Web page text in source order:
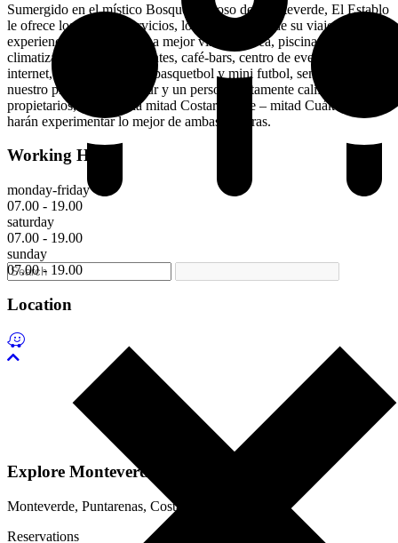
Sumergido en el místico Bosque Nuboso de Monteverde, El Establo
le ofrece los mejores servicios, los cuales harán de su viaje una
experiencia inolvidable. La mejor vista del área, piscinas
climatizadas, spa, restaurantes, café-bars, centro de eventos, acceso a
internet, canchas de tenis, basquetbol y mini futbol, senderos,
nuestro propio canopy tour y un personal altamente calificado. Sus
propietarios, una familia mitad Costarricense – mitad Cuákera, le
harán experimentar lo mejor de ambas culturas.
Working Hours
monday-friday
07.00 - 19.00
saturday
07.00 - 19.00
sunday
07.00 - 19.00
Location
Explore Monteverde
Monteverde, Puntarenas, Costa Rica
Reservations